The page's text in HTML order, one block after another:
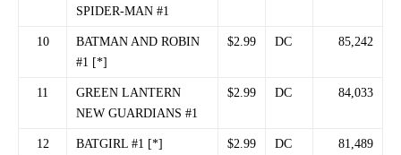
SPIDER-MAN #1
10
BATMAN AND ROBIN
#1 [*]
$2.99 DC 85,242
11
GREEN LANTERN
NEW GUARDIANS #1
$2.99 DC 84,033
12 BATGIRL #1 [*] $2.99 DC 81,489